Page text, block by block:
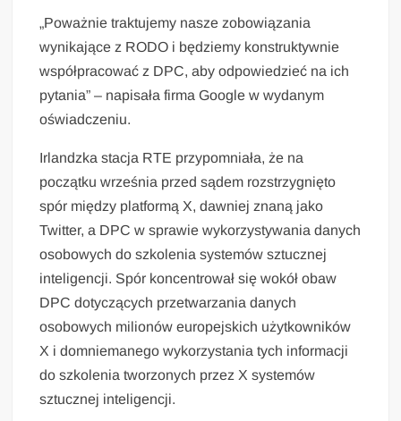
„Poważnie traktujemy nasze zobowiązania
wynikające z RODO i będziemy konstruktywnie
współpracować z DPC, aby odpowiedzieć na ich
pytania” – napisała firma Google w wydanym
oświadczeniu.
Irlandzka stacja RTE przypomniała, że na
początku września przed sądem rozstrzygnięto
spór między platformą X, dawniej znaną jako
Twitter, a DPC w sprawie wykorzystywania danych
osobowych do szkolenia systemów sztucznej
inteligencji. Spór koncentrował się wokół obaw
DPC dotyczących przetwarzania danych
osobowych milionów europejskich użytkowników
X i domniemanego wykorzystania tych informacji
do szkolenia tworzonych przez X systemów
sztucznej inteligencji.